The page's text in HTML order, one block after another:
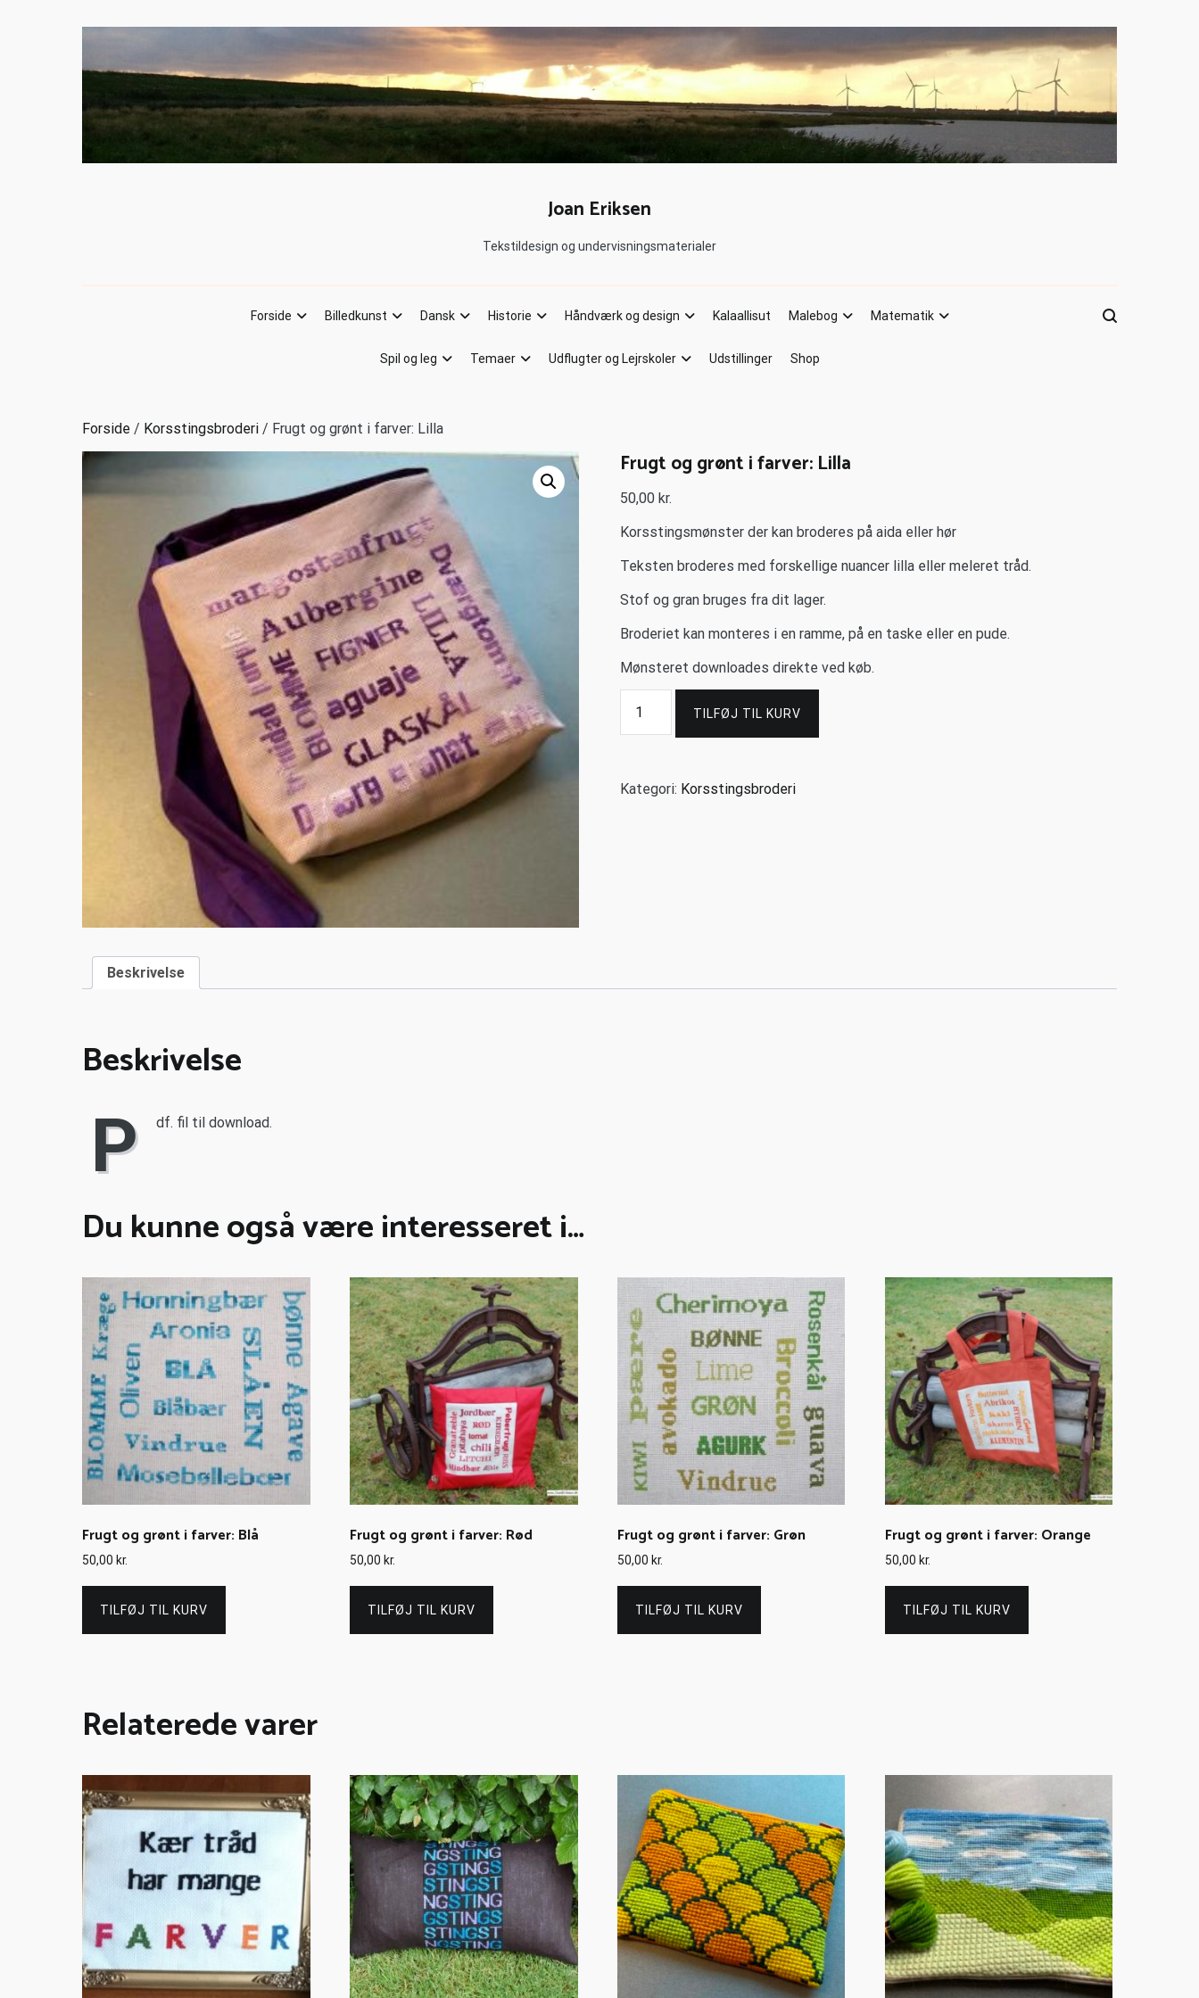
Joan Eriksen
Tekstildesign og undervisningsmaterialer
Forside Billedkunst Dansk Historie Håndværk og design Kalaallisut Malebog Matematik
Spil og leg Temaer Udflugter og Lejrskoler Udstillinger Shop
Forside / Korsstingsbroderi / Frugt og grønt i farver: Lilla
Frugt og grønt i farver: Lilla
50,00kr.
Korsstingsmønster der kan broderes på aida eller hør
Teksten broderes med forskellige nuancer lilla eller meleret tråd.
Stof og gran bruges fra dit lager.
Broderiet kan monteres i en ramme, på en taske eller en pude.
Mønsteret downloades direkte ved køb.
TILFØJ TIL KURV
Kategori: Korsstingsbroderi
Beskrivelse
Beskrivelse
P df. fil til download.
Du kunne også være interesseret i…
Frugt og grønt i farver: Blå
50,00 kr.
TILFØJ TIL KURV
Frugt og grønt i farver: Rød
50,00 kr.
TILFØJ TIL KURV
Frugt og grønt i farver: Grøn
50,00 kr.
TILFØJ TIL KURV
Frugt og grønt i farver: Orange
50,00 kr.
TILFØJ TIL KURV
Relaterede varer